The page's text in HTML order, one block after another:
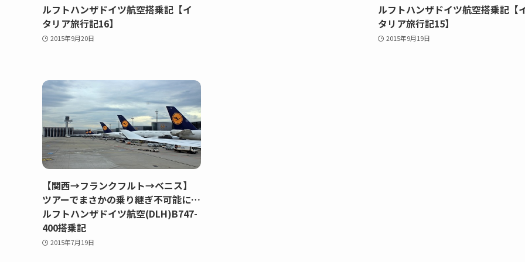
ルフトハンザドイツ航空搭乗記【イ
タリア旅行記16】
2015年9月20日
ルフトハンザドイツ航空搭乗記【
タリア旅行記15】
2015年9月19日
【関西→フランクフルト→ベニス】
ツアーでまさかの乗り継ぎ不可能に…
ルフトハンザドイツ航空(DLH)B747-
400搭乗記
2015年7月19日